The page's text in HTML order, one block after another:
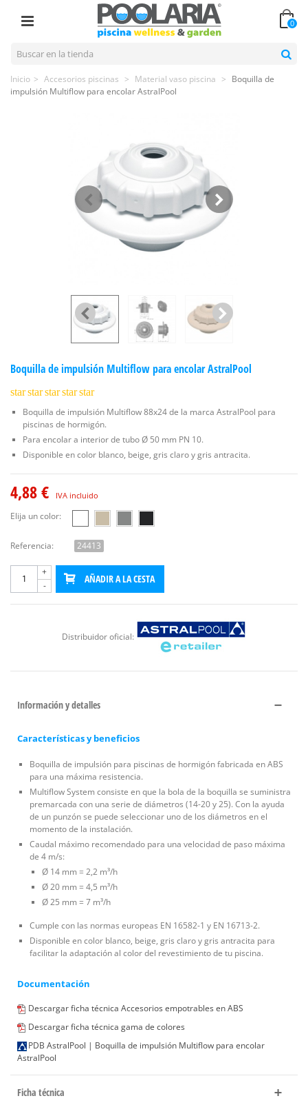
0
Inicio > Accesorios piscinas > Material vaso piscina > Boquilla de
impulsión Multiflow para encolar AstralPool
Boquilla de impulsión Multiflow para encolar AstralPool
starstarstarstarstar
Boquilla de impulsión Multiflow 88x24 de la marca AstralPool para
piscinas de hormigón.
Para encolar a interior de tubo Ø 50 mm PN 10.
Disponible en color blanco, beige, gris claro y gris antracita.
4,88 € IVA incluido
Elija un color:
Referencia: 24413
-
+
AÑADIR A LA CESTA
Distribuidor oficial:
Información y detalles
Características y beneficios
Boquilla de impulsión para piscinas de hormigón fabricada en ABS
para una máxima resistencia.
Multiflow System consiste en que la bola de la boquilla se suministra
premarcada con una serie de diámetros (14-20 y 25). Con la ayuda
de un punzón se puede seleccionar uno de los diámetros en el
momento de la instalación.
Caudal máximo recomendado para una velocidad de paso máxima
de 4 m/s:
Ø 14 mm = 2,2 m³/h
Ø 20 mm = 4,5 m³/h
Ø 25 mm = 7 m³/h
Cumple con las normas europeas EN 16582-1 y EN 16713-2.
Disponible en color blanco, beige, gris claro y gris antracita para
facilitar la adaptación al color del revestimiento de tu piscina.
Documentación
Descargar ficha técnica Accesorios empotrables en ABS
Descargar ficha técnica gama de colores
PDB AstralPool | Boquilla de impulsión Multiflow para encolar
AstralPool
Ficha técnica